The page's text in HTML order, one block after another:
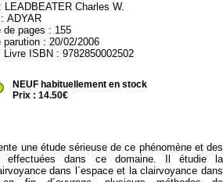
LEADBEATER Charles W.
:ADYAR
de pages : 155
parution : 20/02/2006
Livre ISBN : 9782850002502
NEUF habituellement en stock
Prix : 14.50€
une étude sérieuse de ce phénomène et des
effectuées dans ce domaine. Il étudie la
dans l´espace et la clairvoyance dans